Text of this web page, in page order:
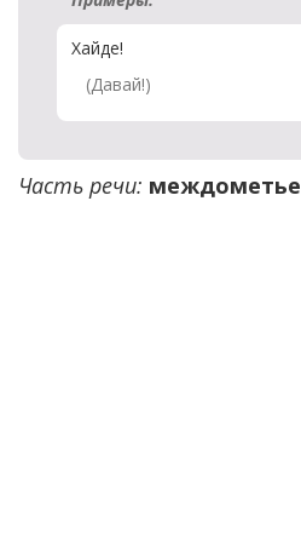
Хайде!
(Давай!)
Часть речи: междометье